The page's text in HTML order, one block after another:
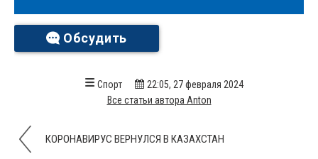
Обсудить
Спорт
22:05, 27 февраля 2024
Все статьи автора Anton
КОРОНАВИРУС ВЕРНУЛСЯ В КАЗАХСТАН